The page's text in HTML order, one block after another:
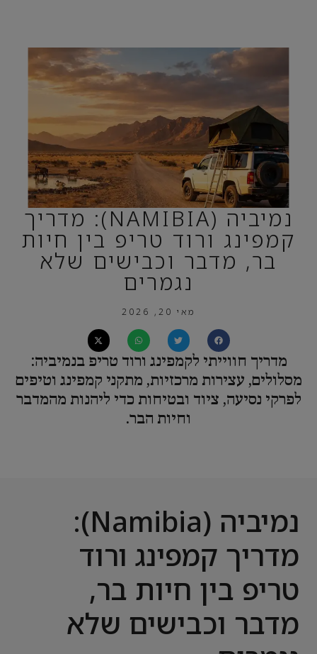
נמיביה (NAMIBIA): מדריך
קמפינג ורוד טריפ בין חיות
בר, מדבר וכבישים שלא
נגמרים
מאי 20, 2026
מדריך חווייתי לקמפינג ורוד טריפ בנמיביה:
מסלולים, עצירות מרכזיות, מתקני קמפינג וטיפים
לפרקי נסיעה, ציוד ובטיחות כדי ליהנות מהמדבר
וחיות הבר.
נמיביה (Namibia):
מדריך קמפינג ורוד
טריפ בין חיות בר,
מדבר וכבישים שלא